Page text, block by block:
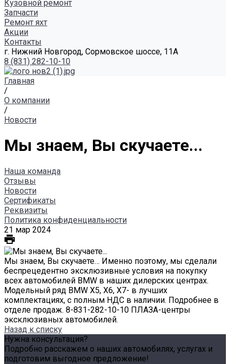
Кузовной ремонт
Запчасти
Ремонт яхт
Акции
Контакты
г. Нижний Новгород, Сормовское шоссе, 11А
8 (831) 282-10-10
Главная
/
О компании
/
Новости
Мы знаем, Вы скучаете...
Наша команда
Отзывы
Новости
Сертификаты
Реквизиты
Политика конфиденциальности
21 мар 2024
Мы знаем, Вы скучаете… Именно поэтому, мы сделали
беспрецедентно эксклюзивные условия на покупку
всех автомобилей BMW в наших дилерских центрах.
Модельный ряд BMW X5, X6, X7- в лучших
комплектациях, с полным НДС в наличии. Подробнее в
отделе продаж. 8-831-282-10-10 ПЛАЗА-центры
эксклюзивных автомобилей.
Назад к списку
Нужна консультация?
Подробно расскажем о наших автомобилях, услугах и
подготовим выгодное предложение!